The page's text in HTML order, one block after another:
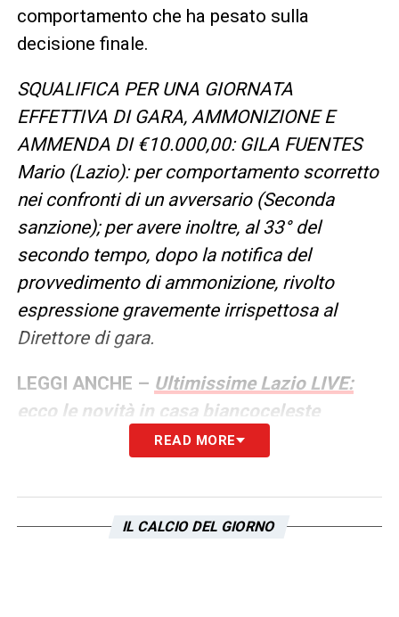
comportamento che ha pesato sulla
decisione finale.
SQUALIFICA PER UNA GIORNATA
EFFETTIVA DI GARA, AMMONIZIONE E
AMMENDA DI €10.000,00: GILA FUENTES
Mario (Lazio): per comportamento scorretto
nei confronti di un avversario (Seconda
sanzione); per avere inoltre, al 33° del
secondo tempo, dopo la notifica del
provvedimento di ammonizione, rivolto
espressione gravemente irrispettosa al
Direttore di gara.
LEGGI ANCHE – Ultimissime Lazio LIVE:
ecco le novità in casa biancoceleste
READ MORE
IL CALCIO DEL GIORNO